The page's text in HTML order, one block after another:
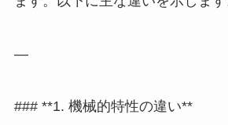
—
### **1. 機械的特性の違い**